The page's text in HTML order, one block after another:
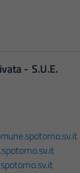
- S.U.E.